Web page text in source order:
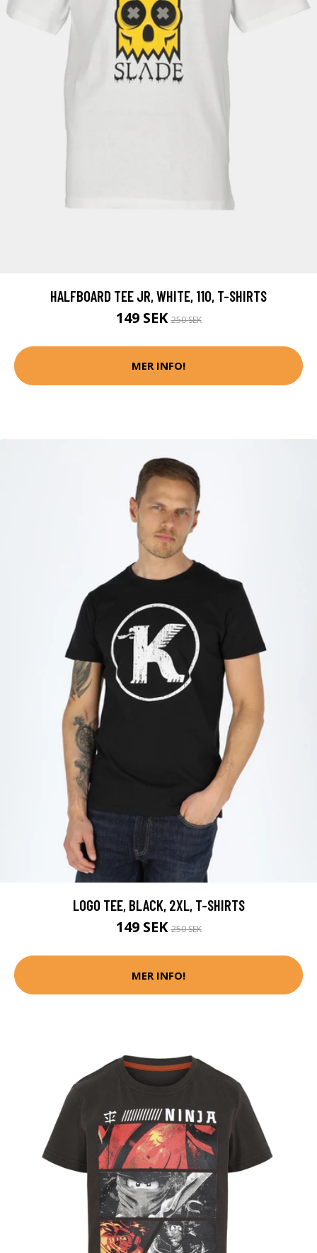
HALFBOARD TEE JR, WHITE, 110, T-SHIRTS
149 SEK250 SEK
MER INFO!
LOGO TEE, BLACK, 2XL, T-SHIRTS
149 SEK250 SEK
MER INFO!